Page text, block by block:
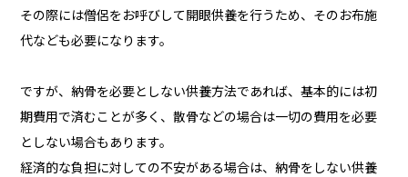
その際には僧侶をお呼びして開眼供養を行うため、そのお布施
代なども必要になります。
ですが、納骨を必要としない供養方法であれば、基本的には初
期費用で済むことが多く、散骨などの場合は一切の費用を必要
としない場合もあります。
経済的な負担に対しての不安がある場合は、納骨をしない供養